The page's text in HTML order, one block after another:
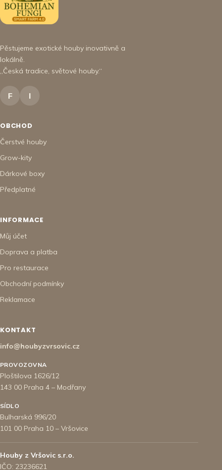
Pěstujeme exotické houby inovativně a
lokálně.
„Česká tradice, světové houby.“
F I
OBCHOD
Čerstvé houby
Grow-kity
Dárkové boxy
Předplatné
INFORMACE
Můj účet
Doprava a platba
Pro restaurace
Obchodní podmínky
Reklamace
KONTAKT
info@houbyzvrsovic.cz
PROVOZOVNA
Ploštilova 1626/12
143 00 Praha 4 – Modřany
SÍDLO
Bulharská 996/20
101 00 Praha 10 – Vršovice
Houby z Vršovic s.r.o.
IČO: 23236621